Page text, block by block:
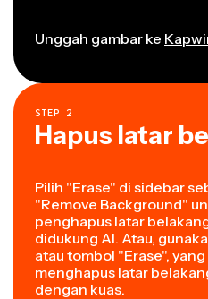
Unggah gambar ke
STEP 2
Hapus latar
Pilih "Erase" di sidebar
"Remove Background"
penghapus latar
didukung AI. Atau,
atau tombol "Erase",
menghapus latar
dengan kuas.